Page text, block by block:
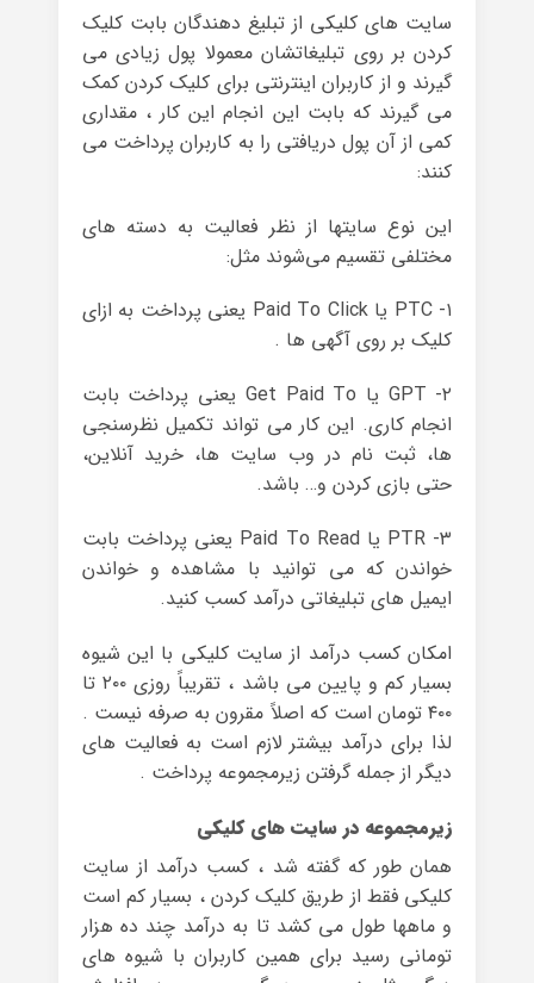
سایت های کلیکی از تبلیغ دهندگان بابت کلیک
کردن بر روی تبلیغاتشان معمولا پول زیادی می
گیرند و از کاربران اینترنتی برای کلیک کردن کمک
می گیرند که بابت این انجام این کار ، مقداری
کمی از آن پول دریافتی را به کاربران پرداخت می
کنند:
این نوع سایتها از نظر فعالیت به دسته های
مختلفی تقسیم می‌شوند مثل:
۱- PTC یا Paid To Click یعنی پرداخت به ازای
کلیک بر روی آگهی ها .
۲- GPT یا Get Paid To یعنی پرداخت بابت
انجام کاری. این کار می تواند تکمیل نظرسنجی
ها، ثبت نام در وب سایت ها، خرید آنلاین،
حتی بازی کردن و… باشد.
۳- PTR یا Paid To Read یعنی پرداخت بابت
خواندن که می توانید با مشاهده و خواندن
ایمیل های تبلیغاتی درآمد کسب کنید.
امکان کسب درآمد از سایت کلیکی با این شیوه
بسیار کم و پایین می باشد ، تقریباً روزی ۲۰۰ تا
۴۰۰ تومان است که اصلاً مقرون به صرفه نیست .
لذا برای درآمد بیشتر لازم است به فعالیت های
دیگر از جمله گرفتن زیرمجموعه پرداخت .
زیرمجموعه در سایت های کلیکی
همان طور که گفته شد ، کسب درآمد از سایت
کلیکی فقط از طریق کلیک کردن ، بسیار کم است
و ماهها طول می کشد تا به درآمد چند ده هزار
تومانی رسید برای همین کاربران با شیوه های